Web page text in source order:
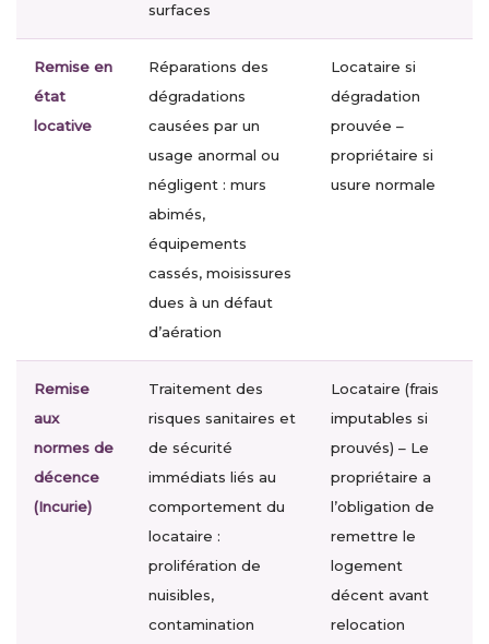
surfaces
Remise en
état
locative
Réparations des
dégradations
causées par un
usage anormal ou
négligent : murs
abimés,
équipements
cassés, moisissures
dues à un défaut
d’aération
Locataire si
dégradation
prouvée –
propriétaire si
usure normale
Remise
aux
normes de
décence
(Incurie)
Traitement des
risques sanitaires et
de sécurité
immédiats liés au
comportement du
locataire :
prolifération de
nuisibles,
contamination
Locataire (frais
imputables si
prouvés) – Le
propriétaire a
l’obligation de
remettre le
logement
décent avant
relocation